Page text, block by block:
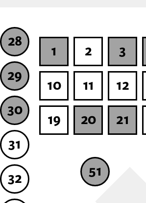
1 2 3
10
11 12
19
20 21
28
29
30
31
32
51